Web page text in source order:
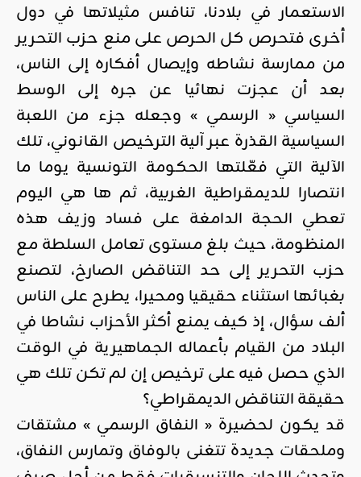
الاستعمار في بلادنا، تنافس مثيلاتها في دول
أخرى فتحرص كل الحرص على منع حزب التحرير
من ممارسة نشاطه وإيصال أفكاره إلى الناس،
بعد أن عجزت نهائيا عن جره إلى الوسط
السياسي « الرسمي » وجعله جزء من اللعبة
السياسية القذرة عبر آلية الترخيص القانوني، تلك
الآلية التي فعّلتها الحكومة التونسية يوما ما
انتصارا للديمقراطية الغربية، ثم ها هي اليوم
تعطي الحجة الدامغة على فساد وزيف هذه
المنظومة، حيث بلغ مستوى تعامل السلطة مع
حزب التحرير إلى حد التناقض الصارخ، لتصنع
بغبائها استثناء حقيقيا ومحيرا، يطرح على الناس
ألف سؤال، إذ كيف يمنع أكثر الأحزاب نشاطا في
البلاد من القيام بأعماله الجماهيرية في الوقت
الذي حصل فيه على ترخيص إن لم تكن تلك هي
حقيقة التناقض الديمقراطي؟
قد يكون لحضيرة « النفاق الرسمي » مشتقات
وملحقات جديدة تتغنى بالوفاق وتمارس النفاق،